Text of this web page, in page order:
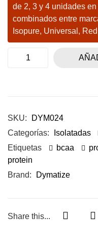
de 2, 3 y 4 unidades
combinados entre
Isopure, Universal,
SKU:
DYM024
Categorías:
Isolatadas
Etiquetas
bcaa
protein
Brand:
Dymatize
Share this...